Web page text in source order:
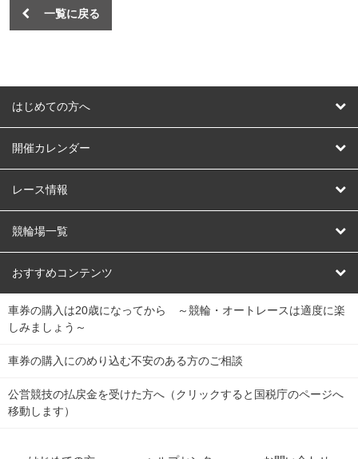
一覧に戻る
はじめての方へ
はじめての方へ
開催カレンダー
競輪
オートレース
競輪くじ
Dokanto!
チャリロトプラザ
レース情報
レース予想
レース結果
キャリーオーバー一覧
競輪場一覧
北日本 函館競輪場
関
東
弥彦競輪場 前橋競輪場 取手競輪場 宇都宮競輪場
関
東
小田原競輪場
おすすめコンテンツ
競輪選手情報
Perfecta Navi
netkeirin
車券の購入は20歳になってから ～競輪・オートレースは適度に楽
しみましょう～
車券の購入にのめり込む不安のある方のご相談
公営競技の払戻金を受けた方へ（クリックすると国税庁のページへ
移動します）